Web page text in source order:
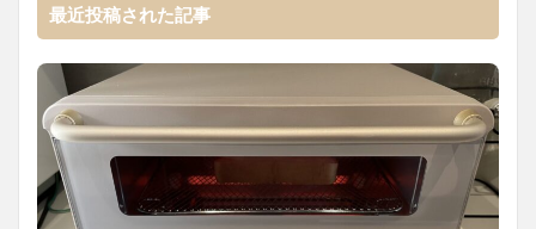
最近投稿された記事